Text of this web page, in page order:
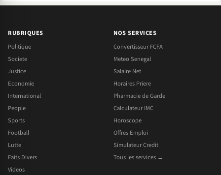
RUBRIQUES
Politique
Societe
Justice
Economie
International
People
Sports
Football
Lutte
Faits Divers
Videos
NOS SERVICES
Convertisseur FCFA
Meteo Senegal
Salaire Net
Horaires Priere
Pharmacie de Garde
Calculateur IMC
Horoscope
Offres Emploi
Simulateur Credit
Tous les services →